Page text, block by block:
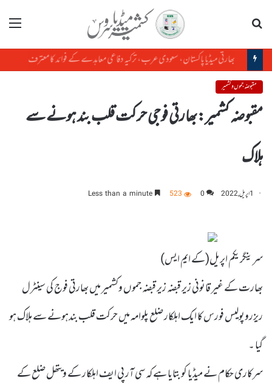
مینو
مقبوضہ جموں و کشمیر
مقبوضہ کشمیر:بھارتی فوجی حرکت قلب بند ہونے سے
ہلاک
1 اپریل, 2022 0
523
سرینگر یکم اپریل(کے ایم ایس)
بھارت کے غیر قانونی زیر قبضہ زیر قبضہ جموں وکشمیر میں بھارتی فوج کی سینٹرل
ریزروپولیس فورس کا ایک اہلکار ضلع پلوامہ میں حرکت قلب بندہونے سے ہلاک ہو
گیا ۔
سرکاری حکام نے میڈیا کو بتایا ہے کہ سی آر پی ایف اہلکار کے ویتھل ضلع کے